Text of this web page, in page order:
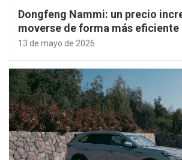
Dongfeng Nammi: un precio
moverse de forma más eficiente
13 de mayo de 2026